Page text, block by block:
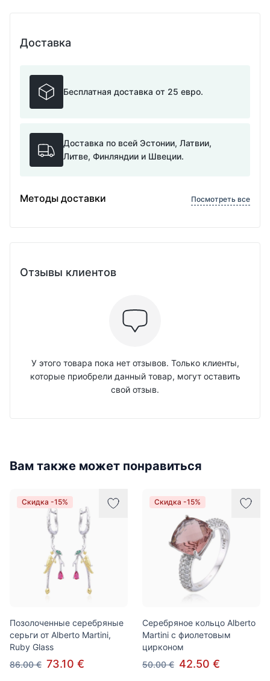
Доставка
Бесплатная доставка от 25 евро.
Доставка по всей Эстонии, Латвии,
Литве, Финляндии и Швеции.
Методы доставки Посмотреть все
Отзывы клиентов
У этого товара пока нет отзывов. Только клиенты,
которые приобрели данный товар, могут оставить
свой отзыв.
Вам также может понравиться
Скидка -15%
Позолоченные серебряные
серьги от Alberto Martini,
Ruby Glass
86.00 € 73.10 €
Скидка -15%
Серебряное кольцо Alberto
Martini с фиолетовым
цирконом
50.00 € 42.50 €